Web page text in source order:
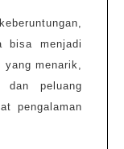
bisa menjadi
yang menarik,
dan peluang
pengalaman